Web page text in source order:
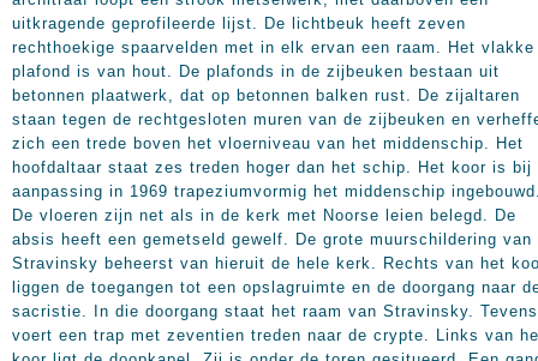
uitkragende geprofileerde lijst. De lichtbeuk heeft zeven
rechthoekige spaarvelden met in elk ervan een raam. Het vlakke
plafond is van hout. De plafonds in de zijbeuken bestaan uit
betonnen plaatwerk, dat op betonnen balken rust. De zijaltaren
staan tegen de rechtgesloten muren van de zijbeuken en
zich een trede boven het vloerniveau van het middenschip. Het
hoofdaltaar staat zes treden hoger dan het schip. Het koor is bij
aanpassing in 1969 trapeziumvormig het middenschip
De vloeren zijn net als in de kerk met Noorse leien belegd. De
absis heeft een gemetseld gewelf. De grote muurschildering van
Stravinsky beheerst van hieruit de hele kerk. Rechts van het
liggen de toegangen tot een opslagruimte en de doorgang naar
sacristie. In die doorgang staat het raam van Stravinsky. Tevens
voert een trap met zeventien treden naar de crypte. Links van